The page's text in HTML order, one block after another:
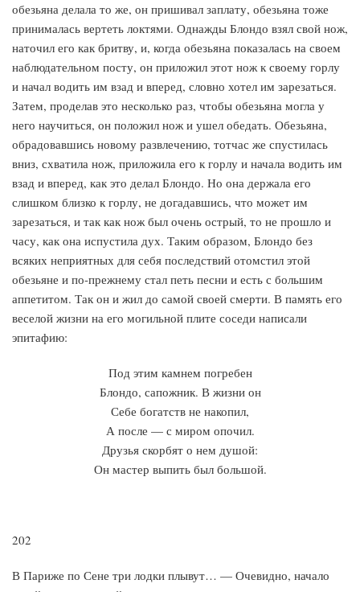
обезьяна делала то же, он пришивал заплату, обезьяна тоже
принималась вертеть локтями. Однажды Блондо взял свой нож,
наточил его как бритву, и, когда обезьяна показалась на своем
наблюдательном посту, он приложил этот нож к своему горлу
и начал водить им взад и вперед, словно хотел им зарезаться.
Затем, проделав это несколько раз, чтобы обезьяна могла у
него научиться, он положил нож и ушел обедать. Обезьяна,
обрадовавшись новому развлечению, тотчас же спустилась
вниз, схватила нож, приложила его к горлу и начала водить им
взад и вперед, как это делал Блондо. Но она держала его
слишком близко к горлу, не догадавшись, что может им
зарезаться, и так как нож был очень острый, то не прошло и
часу, как она испустила дух. Таким образом, Блондо без
всяких неприятных для себя последствий отомстил этой
обезьяне и по-прежнему стал петь песни и есть с большим
аппетитом. Так он и жил до самой своей смерти. В память его
веселой жизни на его могильной плите соседи написали
эпитафию:
Под этим камнем погребен
Блондо, сапожник. В жизни он
Себе богатств не накопил,
А после — с миром опочил.
Друзья скорбят о нем душой:
Он мастер выпить был большой.
202
В Париже по Сене три лодки плывут… — Очевидно, начало